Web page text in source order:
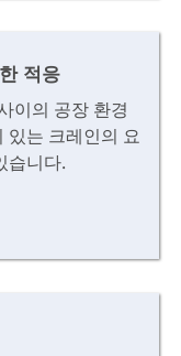
적응
이의 공장 환경
있는 크레인의 요
습니다.